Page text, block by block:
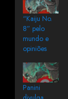
“Kaiju No.
8” pelo
mundo e
opiniões
Panini